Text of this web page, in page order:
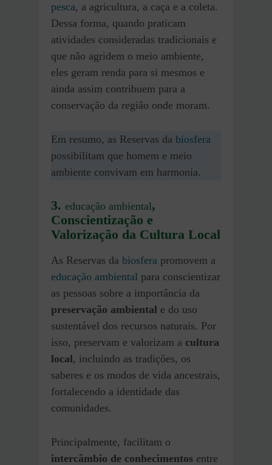
pesca, a agricultura, a caça e a coleta.
Dessa forma, quando praticam
atividades consideradas tradicionais e
que não agridem o meio ambiente,
eles geram renda para si mesmos e
ainda assim contribuem para a
conservação da região onde moram.
Em resumo, as Reservas da biosfera
possibilitam que homem e meio
ambiente convivam em harmonia.
3. educação ambiental,
Conscientização e
Valorização da Cultura Local
As Reservas da biosfera promovem a
educação ambiental para conscientizar
as pessoas sobre a importância da
preservação ambiental e do uso
sustentável dos recursos naturais. Por
isso, preservam e valorizam a cultura
local, incluindo as tradições, os
saberes e os modos de vida ancestrais,
fortalecendo a identidade das
comunidades.
Principalmente, facilitam o
intercâmbio de conhecimentos entre